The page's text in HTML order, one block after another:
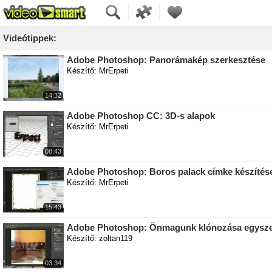
Videótippek:
14:32
Adobe Photoshop: Panorámakép szerkesztése
Készítő: MrErpeti
08:43
Adobe Photoshop CC: 3D-s alapok
Készítő: MrErpeti
15:43
Adobe Photoshop: Boros palack címke
Készítő: MrErpeti
03:34
Adobe Photoshop: Önmagunk klónozása
Készítő: zoltan119